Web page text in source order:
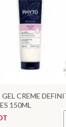
CREME
150ML